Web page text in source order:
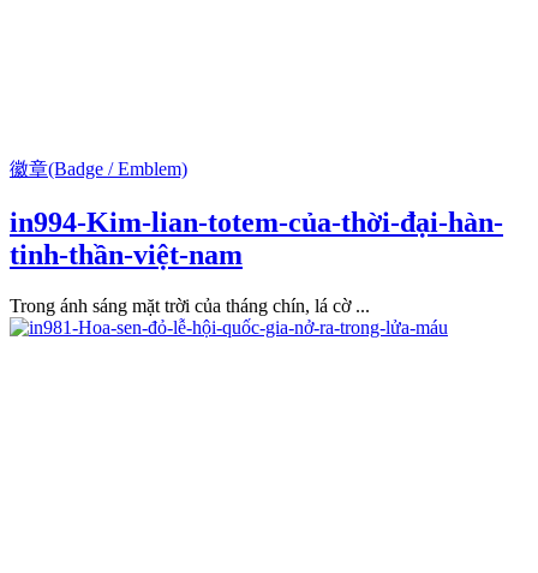
徽章(Badge / Emblem)
in994-Kim-lian-totem-của-thời-đại-hàn-
tinh-thần-việt-nam
Trong ánh sáng mặt trời của tháng chín, lá cờ ...